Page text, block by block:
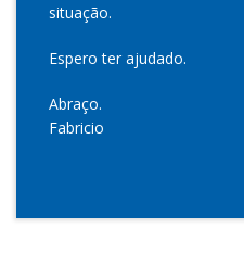
situação.
Espero ter ajudado.
Abraço.
Fabricio